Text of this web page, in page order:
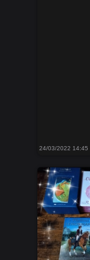
24/03/2022 14:45